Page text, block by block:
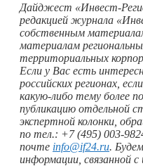
Дайджест «Инвест-
редакцией журнала
собственным
материалам
территориальных
Если у Вас есть
российских регионах,
какую-либо тему более
публикацию отдельной
экспертной колонки,
по тел.: +7 (495) 003-
почте info@if24.ru.
информации, связанной